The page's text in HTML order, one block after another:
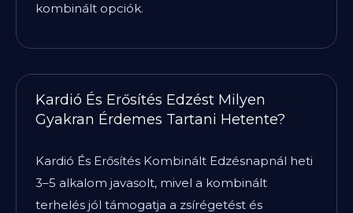
kombinált opciók.
Kardió És Erősítés Edzést Milyen
Gyakran Érdemes Tartani Hetente?
Kardió És Erősítés Kombinált Edzésnapnál heti
3–5 alkalom javasolt, mivel a kombinált
terhelés jól támogatja a zsírégetést és